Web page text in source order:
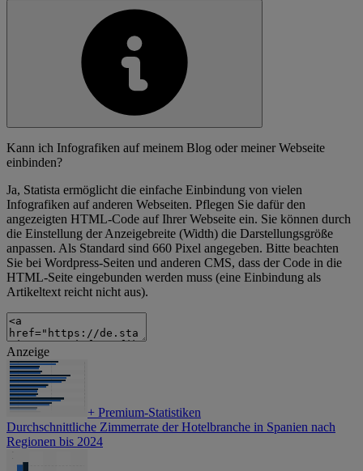
Kann ich Infografiken auf meinem Blog oder meiner Webseite
einbinden?
Ja, Statista ermöglicht die einfache Einbindung von vielen
Infografiken auf anderen Webseiten. Pflegen Sie dafür den
angezeigten HTML-Code auf Ihrer Webseite ein. Sie können durch
die Einstellung der Anzeigebreite (Width) die Darstellungsgröße
anpassen. Als Standard sind 660 Pixel angegeben. Bitte beachten
Sie bei Wordpress-Seiten und anderen CMS, dass der Code in die
HTML-Seite eingebunden werden muss (eine Einbindung als
Artikeltext reicht nicht aus).
Anzeige
+ Premium-Statistiken
Durchschnittliche Zimmerrate der Hotelbranche in Spanien nach
Regionen bis 2024